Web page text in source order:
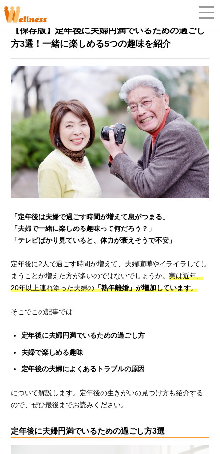
シニアの働き方
【保存版】定年後に夫婦円満でいるための過ごし
方3選！一緒に楽しめる5つの趣味を紹介
「定年後は夫婦で過ごす時間が増えて息がつまる」
「夫婦で一緒に楽しめる趣味って何だろう？」
「テレビばかり見ていると、体力が衰えそうで不安」
定年後に2人で過ごす時間が増えて、夫婦喧嘩やイライラしてし
まうことが増えた方が多いのではないでしょうか。実は近年、
20年以上連れ添った夫婦の「熟年離婚」が増加しています。
そこでこの記事では
定年後に夫婦円満でいるための過ごし方
夫婦で楽しめる趣味
定年後の夫婦によくあるトラブルの原因
について解説します。定年後の生きがいの見つけ方も紹介する
ので、ぜひ最後までお読みください。
定年後に夫婦円満でいるための過ごし方3選